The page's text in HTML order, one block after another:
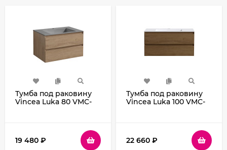
Тумба под раковину
Vincea Luka 80 VMC-
19 480 ₽
Тумба под раковину
Vincea Luka 100 VMC-
22 660 ₽